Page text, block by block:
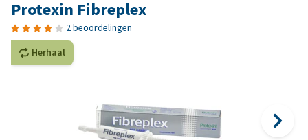
Protexin Fibreplex
2 beoordelingen
Herhaal